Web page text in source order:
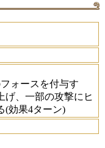
ォースを付与す
げ、一部の攻撃にヒ
(効果4ターン)